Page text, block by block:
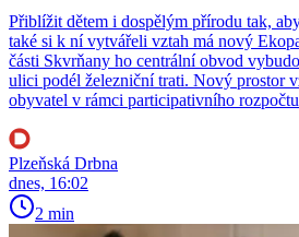
Přiblížit dětem i dospělým přírodu tak,
také si k ní vytvářeli vztah má nový
části Skvrňany ho centrální obvod
ulici podél železniční trati. Nový prostor
obyvatel v rámci participativního
Plzeňská Drbna
dnes, 16:02
2 min